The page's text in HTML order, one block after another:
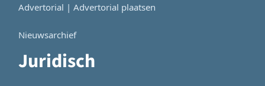
Advertorial | Advertorial plaatsen
Nieuwsarchief
Juridisch